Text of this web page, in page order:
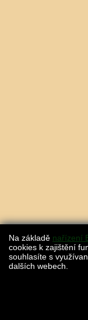
Na základě nařízení
cookies k zajištění
souhlasíte s
dalších webech.